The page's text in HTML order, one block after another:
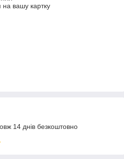
на вашу картку
14 днів безкоштовно